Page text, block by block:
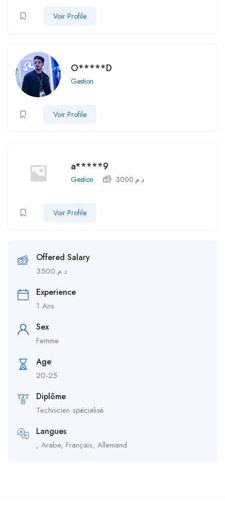
Voir Profile
O*****D
Gestion
Voir Profile
a*****9
Gestion د.م.3000
Voir Profile
Offered Salary
د.م.3500
Experience
1 Ans
Sex
Femme
Age
20-25
Diplôme
Technicien spécialisé
Langues
, Arabe, Français, Allemand